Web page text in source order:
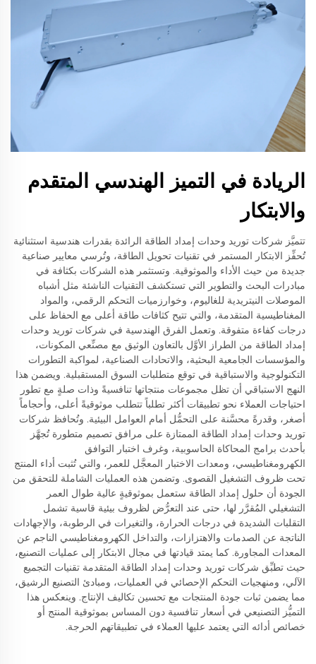
الريادة في التميز الهندسي المتقدم
والابتكار
تتميَّز شركات توريد وحدات إمداد الطاقة الرائدة بقدرات هندسية استثنائية
تُحفِّز الابتكار المستمر في تقنيات تحويل الطاقة، وتُرسي معايير صناعية
جديدة من حيث الأداء والموثوقية. وتستثمر هذه الشركات بكثافة في
مبادرات البحث والتطوير التي تستكشف التقنيات الناشئة مثل أشباه
الموصلات النيتريدية للغاليوم، وخوارزميات التحكم الرقمي، والمواد
المغناطيسية المتقدمة، والتي تتيح كثافات طاقة أعلى مع الحفاظ على
درجات كفاءة متفوقة. وتعمل الفرق الهندسية في شركات توريد وحدات
إمداد الطاقة من الطراز الأوَّل بالتعاون الوثيق مع مصنِّعي المكونات،
والمؤسسات الجامعية البحثية، والاتحادات الصناعية، لمواكبة التطورات
التكنولوجية والاستباقية في توقع متطلبات السوق المستقبلية. ويضمن هذا
النهج الاستباقي أن تظل مجموعات منتجاتها تنافسيةً وذات صلةٍ مع تطور
احتياجات العملاء نحو تطبيقات أكثر تطلباً تتطلب موثوقيةً أعلى، وأحجاماً
أصغر، وقدرةً محسَّنة على التحمُّل أمام العوامل البيئية. وتُحافظ شركات
توريد وحدات إمداد الطاقة الممتازة على مرافق تصميم متطورة تُجهَّز
بأحدث برامج المحاكاة الحاسوبية، وغرف اختبار التوافق
الكهرومغناطيسي، ومعدات الاختبار المعجَّل للعمر، والتي تُثبت أداء المنتج
تحت ظروف التشغيل القصوى. وتضمن هذه العمليات الشاملة للتحقق من
الجودة أن حلول إمداد الطاقة ستعمل بموثوقيةٍ عالية طوال العمر
التشغيلي المُقرَّر لها، حتى عند التعرُّض لظروف بيئية قاسية تشمل
التقلبات الشديدة في درجات الحرارة، والتغيرات في الرطوبة، والإجهادات
الناتجة عن الصدمات والاهتزازات، والتداخل الكهرومغناطيسي الناجم عن
المعدات المجاورة. كما يمتد قيادتها في مجال الابتكار إلى عمليات التصنيع،
حيث تطبِّق شركات توريد وحدات إمداد الطاقة المتقدمة تقنيات التجميع
الآلي، ومنهجيات التحكم الإحصائي في العمليات، ومبادئ التصنيع الرشيق،
مما يضمن ثبات جودة المنتجات مع تحسين تكاليف الإنتاج. وينعكس هذا
التميُّز التصنيعي في أسعار تنافسية دون المساس بموثوقية المنتج أو
خصائص أدائه التي يعتمد عليها العملاء في تطبيقاتهم الحرجة.